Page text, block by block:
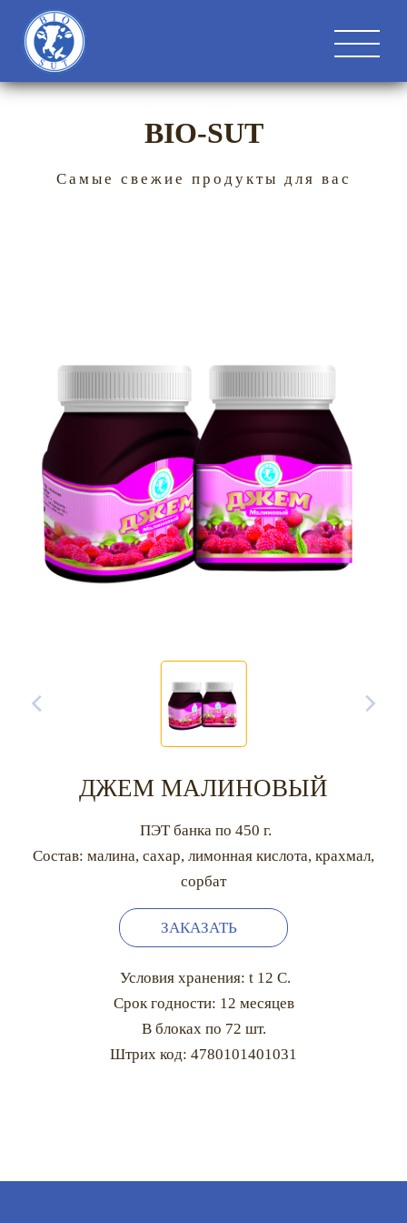
BIO-SUT
Самые свежие продукты для вас
ДЖЕМ МАЛИНОВЫЙ
ПЭТ банка по 450 г.
Состав: малина, сахар, лимонная кислота, крахмал,
сорбат
ЗАКАЗАТЬ
Условия хранения: t 12 С.
Срок годности: 12 месяцев
В блоках по 72 шт.
Штрих код: 4780101401031